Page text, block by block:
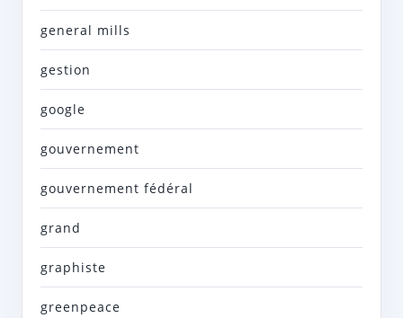
general mills
gestion
google
gouvernement
gouvernement fédéral
grand
graphiste
greenpeace